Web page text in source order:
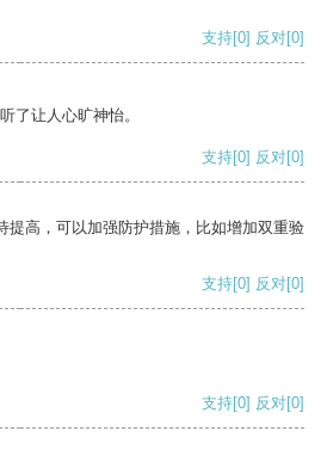
支持[0] 反对[0]
了让人心旷神怡。
支持[0] 反对[0]
提高，可以加强防护措施，比如增加双重验
支持[0] 反对[0]
支持[0] 反对[0]